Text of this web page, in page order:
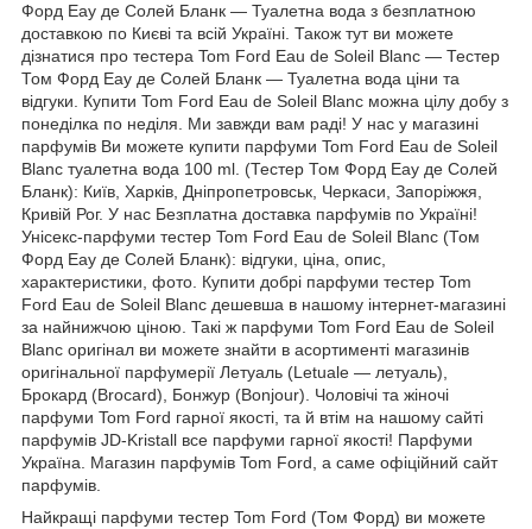
Форд Еау де Солей Бланк — Туалетна вода з безплатною
доставкою по Києві та всій Україні. Також тут ви можете
дізнатися про тестера Tom Ford Eau de Soleil Blanc ― Тестер
Том Форд Еау де Солей Бланк — Туалетна вода ціни та
відгуки. Купити Tom Ford Eau de Soleil Blanc можна цілу добу з
понеділка по неділя. Ми завжди вам раді! У нас у магазині
парфумів Ви можете купити парфуми Tom Ford Eau de Soleil
Blanc туалетна вода 100 ml. (Тестер Том Форд Еау де Солей
Бланк): Київ, Харків, Дніпропетровськ, Черкаси, Запоріжжя,
Кривій Рог. У нас Безплатна доставка парфумів по Україні!
Унісекс-парфуми тестер Tom Ford Eau de Soleil Blanc (Том
Форд Еау де Солей Бланк): відгуки, ціна, опис,
характеристики, фото. Купити добрі парфуми тестер Tom
Ford Eau de Soleil Blanc дешевша в нашому інтернет-магазині
за найнижчою ціною. Такі ж парфуми Tom Ford Eau de Soleil
Blanc оригінал ви можете знайти в асортименті магазинів
оригінальної парфумерії Летуаль (Letuale — летуаль),
Брокард (Brocard), Бонжур (Bonjour). Чоловічі та жіночі
парфуми Tom Ford гарної якості, та й втім на нашому сайті
парфумів JD-Kristall все парфуми гарної якості! Парфуми
Україна. Магазин парфумів Tom Ford, а саме офіційний сайт
парфумів.
Найкращі парфуми тестер Tom Ford (Том Форд) ви можете